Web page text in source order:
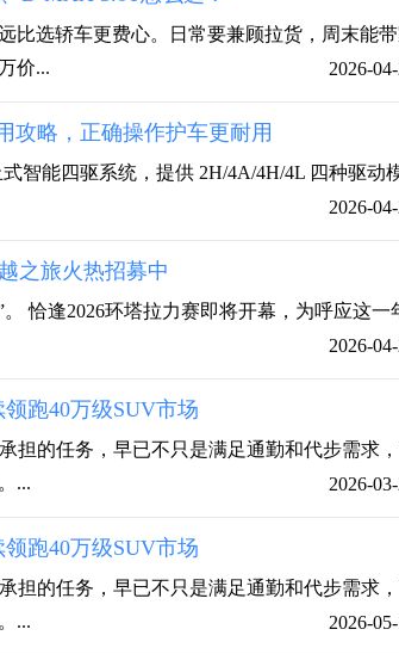
比选轿车更费心。日常要兼顾拉货，周末能
价...
2026-
攻略，正确操作护车更耐用
智能四驱系统，提供 2H/4A/4H/4L 四种驱动
2026-
之旅火热招募中
恰逢2026环塔拉力赛即将开幕，为呼应这一
2026-
跑40万级SUV市场
担的任务，早已不只是满足通勤和代步需求
...
2026-
跑40万级SUV市场
担的任务，早已不只是满足通勤和代步需求
...
2026-